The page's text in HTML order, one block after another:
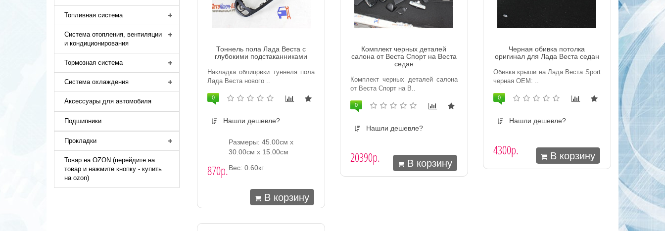
Топливная система
Система отопления, вентиляции
и кондиционирования
Тормозная система
Система охлаждения
Аксессуары для автомобиля
Подшипники
Прокладки
Товар на OZON (перейдите на
товар и нажмите кнопку - купить
на ozon)
Тоннель пола Лада Веста с
глубокими подстаканниками
Накладка облицовки туннеля пола
Лада Веста нового ..
0
Нашли дешевле?
870р.
Размеры: 45.00см x
30.00см x 15.00см
Вес: 0.60кг
В корзину
Комплект черных деталей
салона от Веста Спорт на Веста
седан
Комплект черных деталей салона
от Веста Спорт на В..
0
Нашли дешевле?
20390р. В корзину
Черная обивка потолка
оригинал для Лада Веста седан
Обивка крыши на Лада Веста Sport
черная ОЕМ: ..
0
Нашли дешевле?
4300р. В корзину